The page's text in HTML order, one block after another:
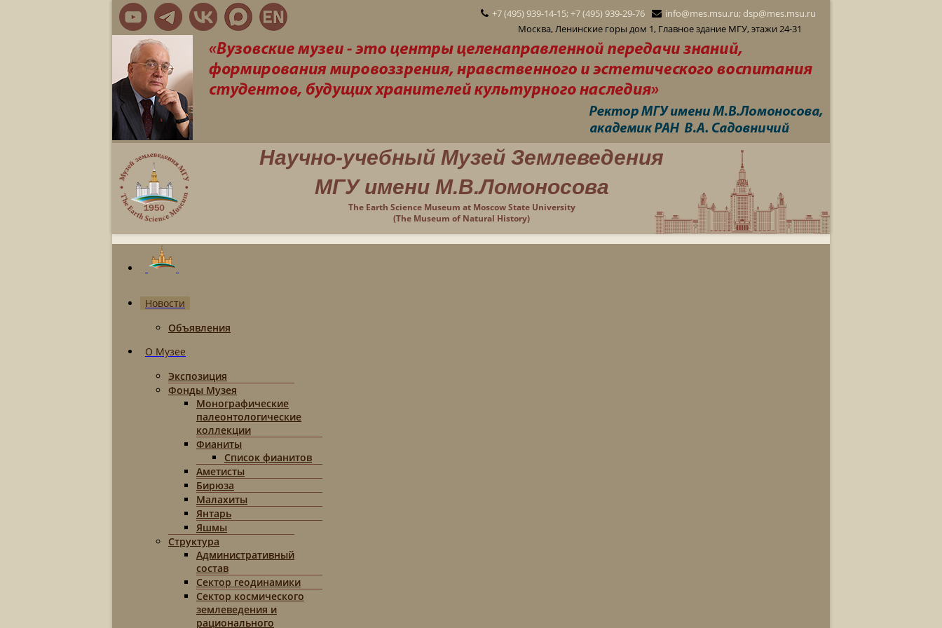
+7 (495) 939-14-15; +7 (495) 939-29-76
info@mes.msu.ru; dsp@mes.msu.ru
Москва, Ленинские горы дом 1, Главное здание МГУ, этажи 24-31
Научно-учебный Музей Землеведения
МГУ имени М.В.Ломоносова
The Earth Science Museum at Moscow State University
(The Museum of Natural History)
Новости
Объявления
О Музее
Экспозиция
Фонды Музея
Монографические
палеонтологические
коллекции
Фианиты
Список фианитов
Аметисты
Бирюза
Малахиты
Янтарь
Яшмы
Структура
Административный
состав
Сектор геодинамики
Сектор космического
землеведения и
рационального